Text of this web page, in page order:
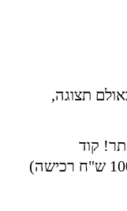
תצוגה,
כל האתר! קוד